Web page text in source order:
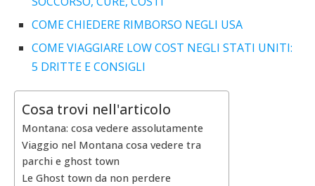
COME CHIEDERE RIMBORSO NEGLI USA
COME VIAGGIARE LOW COST NEGLI STATI UNITI:
5 DRITTE E CONSIGLI
Cosa trovi nell'articolo
Montana: cosa vedere assolutamente
Viaggio nel Montana cosa vedere tra
parchi e ghost town
Le Ghost town da non perdere